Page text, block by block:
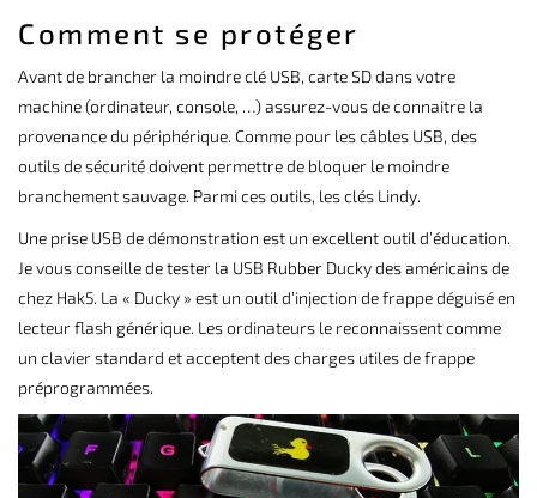
Comment se protéger
Avant de brancher la moindre clé USB, carte SD dans votre
machine (ordinateur, console, …) assurez-vous de connaitre la
provenance du périphérique. Comme pour les câbles USB, des
outils de sécurité doivent permettre de bloquer le moindre
branchement sauvage. Parmi ces outils, les clés Lindy.
Une prise USB de démonstration est un excellent outil d’éducation.
Je vous conseille de tester la USB Rubber Ducky des américains de
chez Hak5. La « Ducky » est un outil d’injection de frappe déguisé en
lecteur flash générique. Les ordinateurs le reconnaissent comme
un clavier standard et acceptent des charges utiles de frappe
préprogrammées.